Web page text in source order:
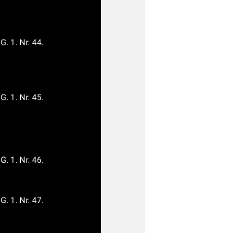
G. 1. Nr. 44.
G. 1. Nr. 45.
G. 1. Nr. 46.
G. 1. Nr. 47.